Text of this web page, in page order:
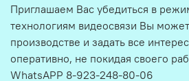
Приглашаем Вас убедиться в
технологиям видеосвязи Вы
производстве и задать все
оперативно, не покидая своего
WhatsAPP 8-923-248-80-06